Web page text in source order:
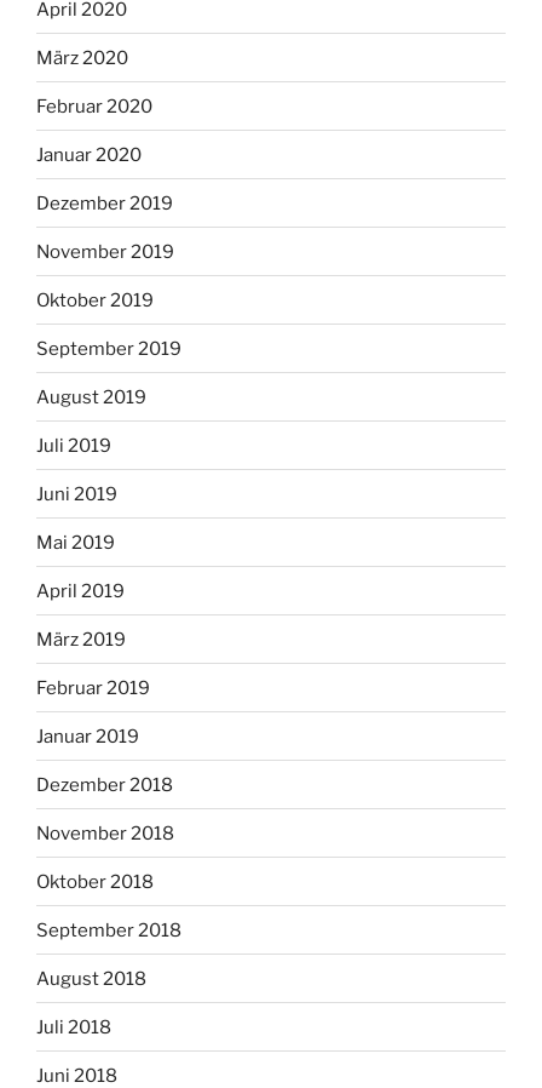
April 2020
März 2020
Februar 2020
Januar 2020
Dezember 2019
November 2019
Oktober 2019
September 2019
August 2019
Juli 2019
Juni 2019
Mai 2019
April 2019
März 2019
Februar 2019
Januar 2019
Dezember 2018
November 2018
Oktober 2018
September 2018
August 2018
Juli 2018
Juni 2018